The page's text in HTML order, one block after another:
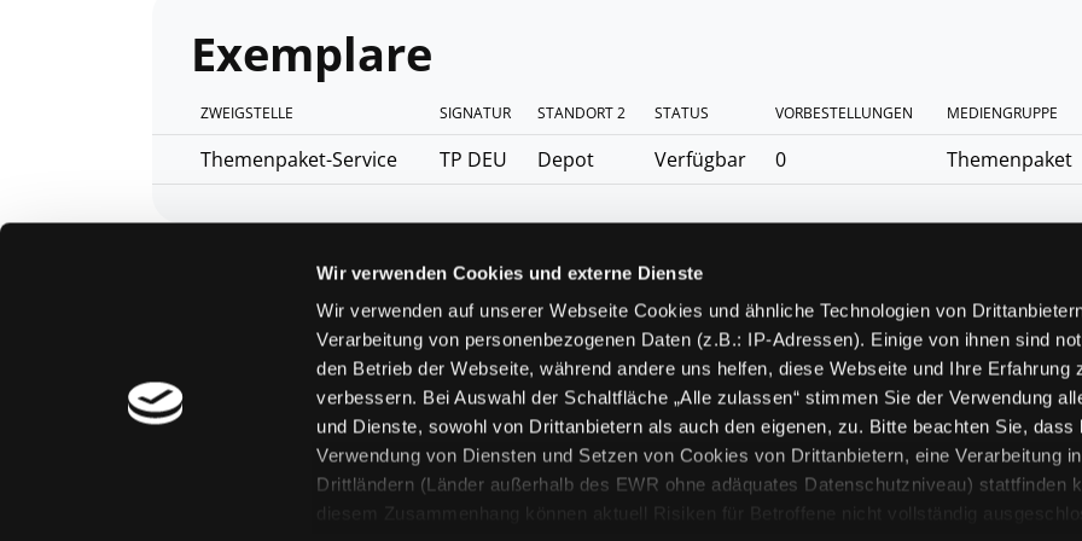
Wir verwenden Cookies und externe Dienste
Wir verwenden auf unserer Webseite Cookies und ähnliche Technologien von
Verarbeitung von personenbezogenen Daten (z.B.: IP-Adressen). Einige von ihnen sind
den Betrieb der Webseite, während andere uns helfen, diese Webseite und Ihre Erfahrung
verbessern. Bei Auswahl der Schaltfläche „Alle zulassen“ stimmen Sie der Verwendung
und Dienste, sowohl von Drittanbietern als auch den eigenen, zu. Bitte beachten Sie, dass
Verwendung von Diensten und Setzen von Cookies von Drittanbietern, eine Verarbeitung
Drittländern (Länder außerhalb des EWR ohne adäquates Datenschutzniveau) stattfinden
diesem Zusammenhang können aktuell Risiken für Betroffene nicht vollständig
Exemplare
ZWEIGSTELLE SIGNATUR STANDORT 2 STATUS VORBESTELLUNGEN MEDIENGRUPPE
Themenpaket-Service TP DEU Depot Verfügbar 0 Themenpaket
800